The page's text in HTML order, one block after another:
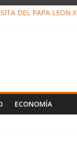
DEL PAPA LEÓN
ECONOMÍA